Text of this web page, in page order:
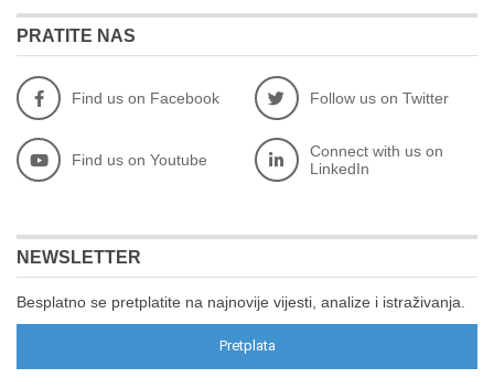
PRATITE NAS
Find us on Facebook Follow us on Twitter
Find us on Youtube
Connect with us on
LinkedIn
NEWSLETTER
Besplatno se pretplatite na najnovije vijesti, analize i istraživanja.
Pretplata